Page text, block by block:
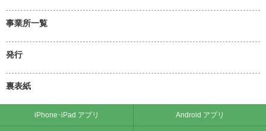
事業所一覧
発行
裏表紙
iPhone･iPad アプリ Android アプリ